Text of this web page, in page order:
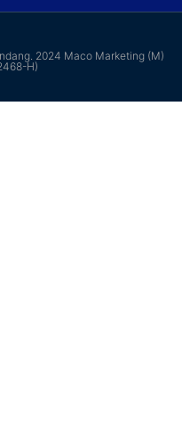
2024 Maco Marketing (M)
H)